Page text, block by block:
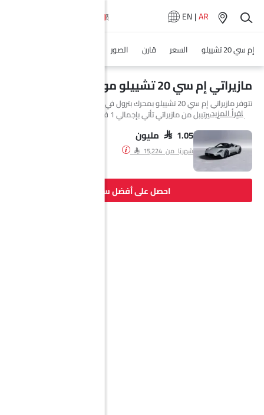
EN|AR
إم سي 20 تشييلو السعر قارن الصور
مازيراتي إم سي 20 تشييلو مواصفات
الجديدة كونفيرتيبل من مازيراتي تأتي بإجمالي 1 فئة.
اقرأ المزيد
SAR 1.05 مليون
شهريًا من SAR 15,224
احصل على أفضل سعر